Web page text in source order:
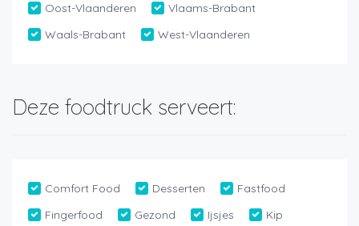
Oost-Vlaanderen
Vlaams-Brabant
Waals-Brabant
West-Vlaanderen
Deze foodtruck serveert:
Comfort Food Desserten
Fastfood
Fingerfood
Gezond Ijsjes Kip